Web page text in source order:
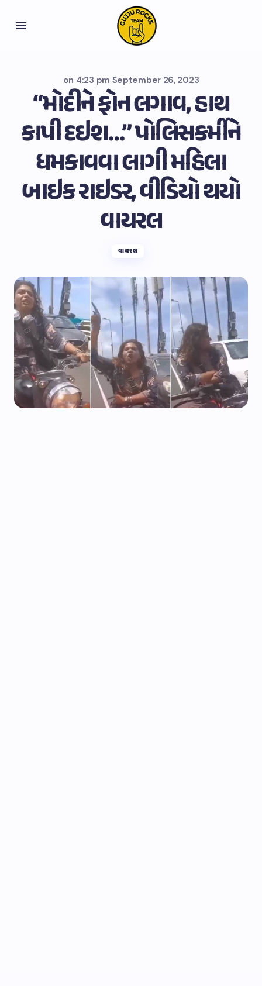
on 4:23 pm September 26, 2023
“મોદીને ફોન લગાવ, હાથ
કાપી દઇશ…” પોલિસકર્મીને
ધમકાવવા લાગી મહિલા
બાઇક રાઇડર, વીડિયો થયો
વાયરલ
વાયરલ